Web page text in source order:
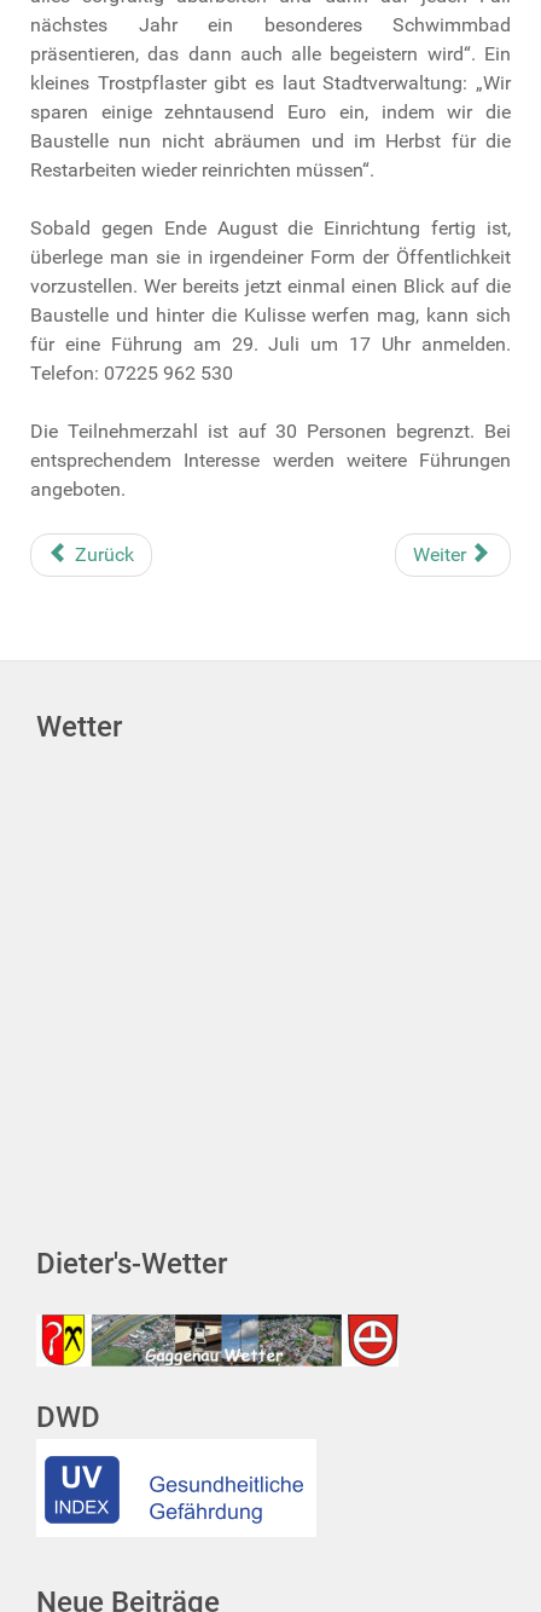
nächstes Jahr ein besonderes Schwimmbad
präsentieren, das dann auch alle begeistern wird“. Ein
kleines Trostpflaster gibt es laut Stadtverwaltung: „Wir
sparen einige zehntausend Euro ein, indem wir die
Baustelle nun nicht abräumen und im Herbst für die
Restarbeiten wieder reinrichten müssen“.
Sobald gegen Ende August die Einrichtung fertig ist,
überlege man sie in irgendeiner Form der Öffentlichkeit
vorzustellen. Wer bereits jetzt einmal einen Blick auf die
Baustelle und hinter die Kulisse werfen mag, kann sich
für eine Führung am 29. Juli um 17 Uhr anmelden.
Telefon: 07225 962 530
Die Teilnehmerzahl ist auf 30 Personen begrenzt. Bei
entsprechendem Interesse werden weitere Führungen
angeboten.
Zurück Weiter
Wetter
Dieter's-Wetter
DWD
Neue Beiträge